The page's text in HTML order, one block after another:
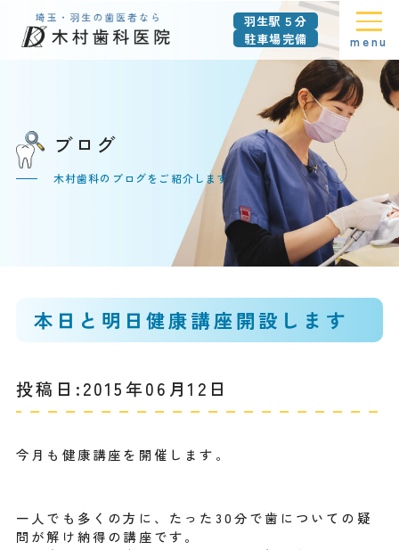
羽生駅５分
駐車場完備
menu
ブログ
木村歯科のブログをご紹介します
本日と明日健康講座開設します
投稿日:2015年06月12日
今月も健康講座を開催します。
一人でも多くの方に、たった30分で歯についての疑
問が解け納得の講座です。